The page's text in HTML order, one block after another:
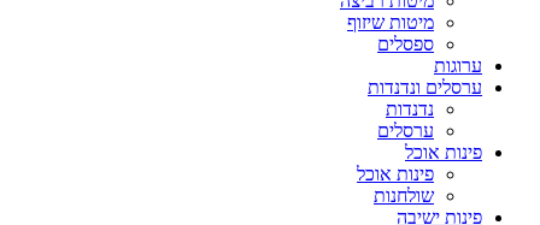
מיטות שיזוף
ספסלים
ערוגות
ערסלים ונדנדות
נדנדות
ערסלים
פינות אוכל
פינות אוכל
שולחנות
פינות ישיבה